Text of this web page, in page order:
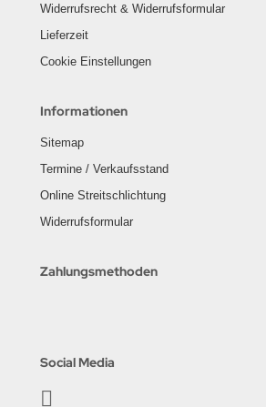
Widerrufsrecht & Widerrufsformular
Lieferzeit
Cookie Einstellungen
Informationen
Sitemap
Termine / Verkaufsstand
Online Streitschlichtung
Widerrufsformular
Zahlungsmethoden
Social Media